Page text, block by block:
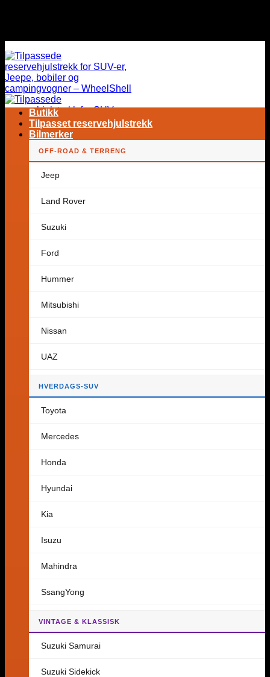
Søk
Handlekurv
Tilbake til butikken
Butikk
Tilpasset reservehjulstrekk
Bilmerker
OFF-ROAD & TERRENG
Jeep
Land Rover
Suzuki
Ford
Hummer
Mitsubishi
Nissan
UAZ
HVERDAGS-SUV
Toyota
Mercedes
Honda
Hyundai
Kia
Isuzu
Mahindra
SsangYong
VINTAGE & KLASSISK
Suzuki Samurai
Suzuki Sidekick